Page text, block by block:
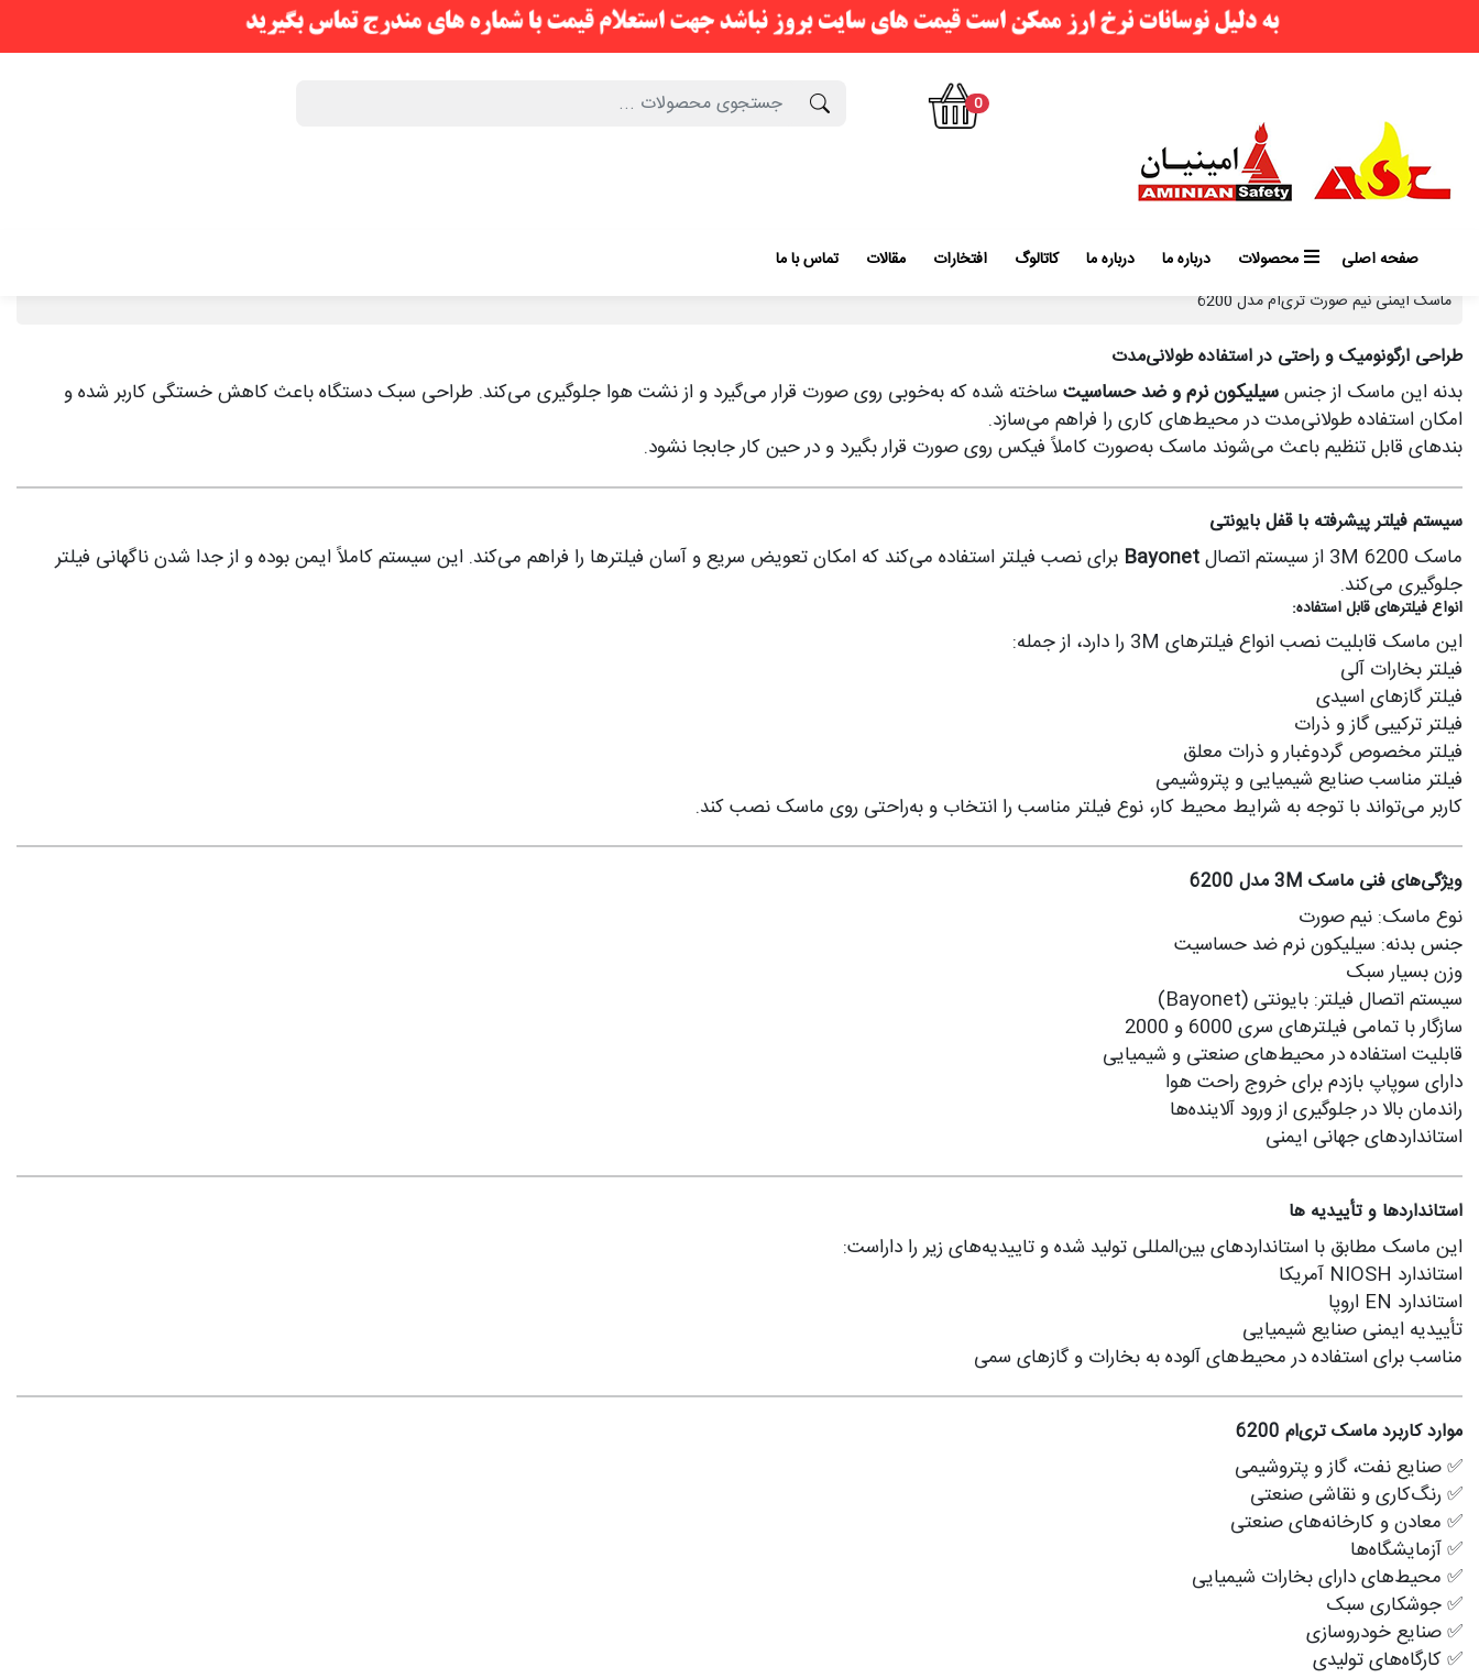
0
صفحه اصلی محصولات درباره ما درباره ما کاتالوگ افتخارات مقالات
تماس با ما
ماسک ایمنی نیم صورت تری‌ام مدل 6200
طراحی ارگونومیک و راحتی در استفاده طولانی‌مدت
بدنه این ماسک از جنسسیلیکون نرم و ضد حساسیت ساخته شده که به‌خوبی روی صورت قرار می‌گیرد و از نشت هوا جلوگیری می‌کند. طراحی سبک دستگاه باعث کاهش خستگی کاربر شده و
امکان استفاده طولانی‌مدت در محیط‌های کاری را فراهم می‌سازد.
بندهای قابل تنظیم باعث می‌شوند ماسک به‌صورت کاملاً فیکس روی صورت قرار بگیرد و در حین کار جابجا نشود.
سیستم فیلتر پیشرفته با قفل بایونتی
ماسک 3M 6200 از سیستم اتصال Bayonet برای نصب فیلتر استفاده می‌کند که امکان تعویض سریع و آسان فیلترها را فراهم می‌کند. این سیستم کاملاً ایمن بوده و از جدا شدن ناگهانی فیلتر
جلوگیری می‌کند.
انواع فیلترهای قابل استفاده:
این ماسک قابلیت نصب انواع فیلترهای 3M را دارد، از جمله:
فیلتر بخارات آلی
فیلتر گازهای اسیدی
فیلتر ترکیبی گاز و ذرات
فیلتر مخصوص گردوغبار و ذرات معلق
فیلتر مناسب صنایع شیمیایی و پتروشیمی
کاربر می‌تواند با توجه به شرایط محیط کار، نوع فیلتر مناسب را انتخاب و به‌راحتی روی ماسک نصب کند.
ویژگی‌های فنی ماسک 3M مدل 6200
نوع ماسک: نیم صورت
جنس بدنه: سیلیکون نرم ضد حساسیت
وزن بسیار سبک
سیستم اتصال فیلتر: بایونتی (Bayonet)
سازگار با تمامی فیلترهای سری 6000 و 2000
قابلیت استفاده در محیط‌های صنعتی و شیمیایی
دارای سوپاپ بازدم برای خروج راحت هوا
راندمان بالا در جلوگیری از ورود آلاینده‌ها
استانداردهای جهانی ایمنی
استانداردها و تأییدیه‌ ها
این ماسک مطابق با استانداردهای بین‌المللی تولید شده و تاییدیه‌های زیر را داراست:
استاندارد NIOSH آمریکا
استاندارد EN اروپا
تأییدیه ایمنی صنایع شیمیایی
مناسب برای استفاده در محیط‌های آلوده به بخارات و گازهای سمی
موارد کاربرد ماسک تری‌ام 6200
✅ صنایع نفت، گاز و پتروشیمی
✅ رنگ‌کاری و نقاشی صنعتی
✅ معادن و کارخانه‌های صنعتی
✅ آزمایشگاه‌ها
✅ محیط‌های دارای بخارات شیمیایی
✅ جوشکاری سبک
✅ صنایع خودروسازی
✅ کارگاه‌های تولیدی